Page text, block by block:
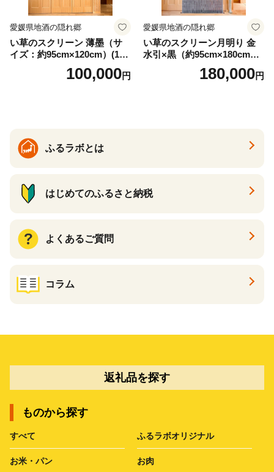
愛媛県地酒の隠れ郷
い草のスクリーン 薄墨（サ
イズ：約95cm×120cm）(14
100,000円
愛媛県地酒の隠れ郷
い草のスクリーン月明り 金
水引×黒（約95cm×180cm）
180,000円
ふるラボとは
はじめてのふるさと納税
よくあるご質問
コラム
返礼品を探す
ものから探す
すべて ふるラボオリジナル
お米・パン お肉